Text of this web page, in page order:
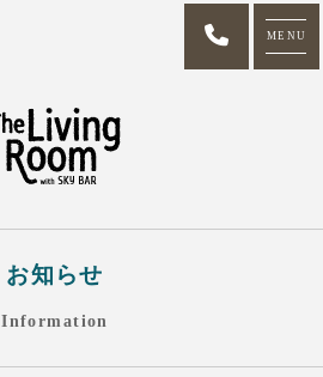
MENU
お知らせ
Information